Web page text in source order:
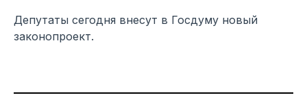
Депутаты сегодня внесут в Госдуму новый
законопроект.